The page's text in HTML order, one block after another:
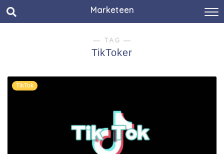
Marketeen
― TAG ―
TikToker
TikTok